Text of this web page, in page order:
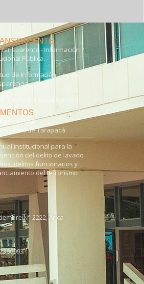
- Información
Pública.
de Información, Ley de
Lobby (En Actualización)
de Ética
de Tarapacá
institucional para la
del delito de lavado
delitos funcionarios y
del terrorismo
N° 2222, Arica